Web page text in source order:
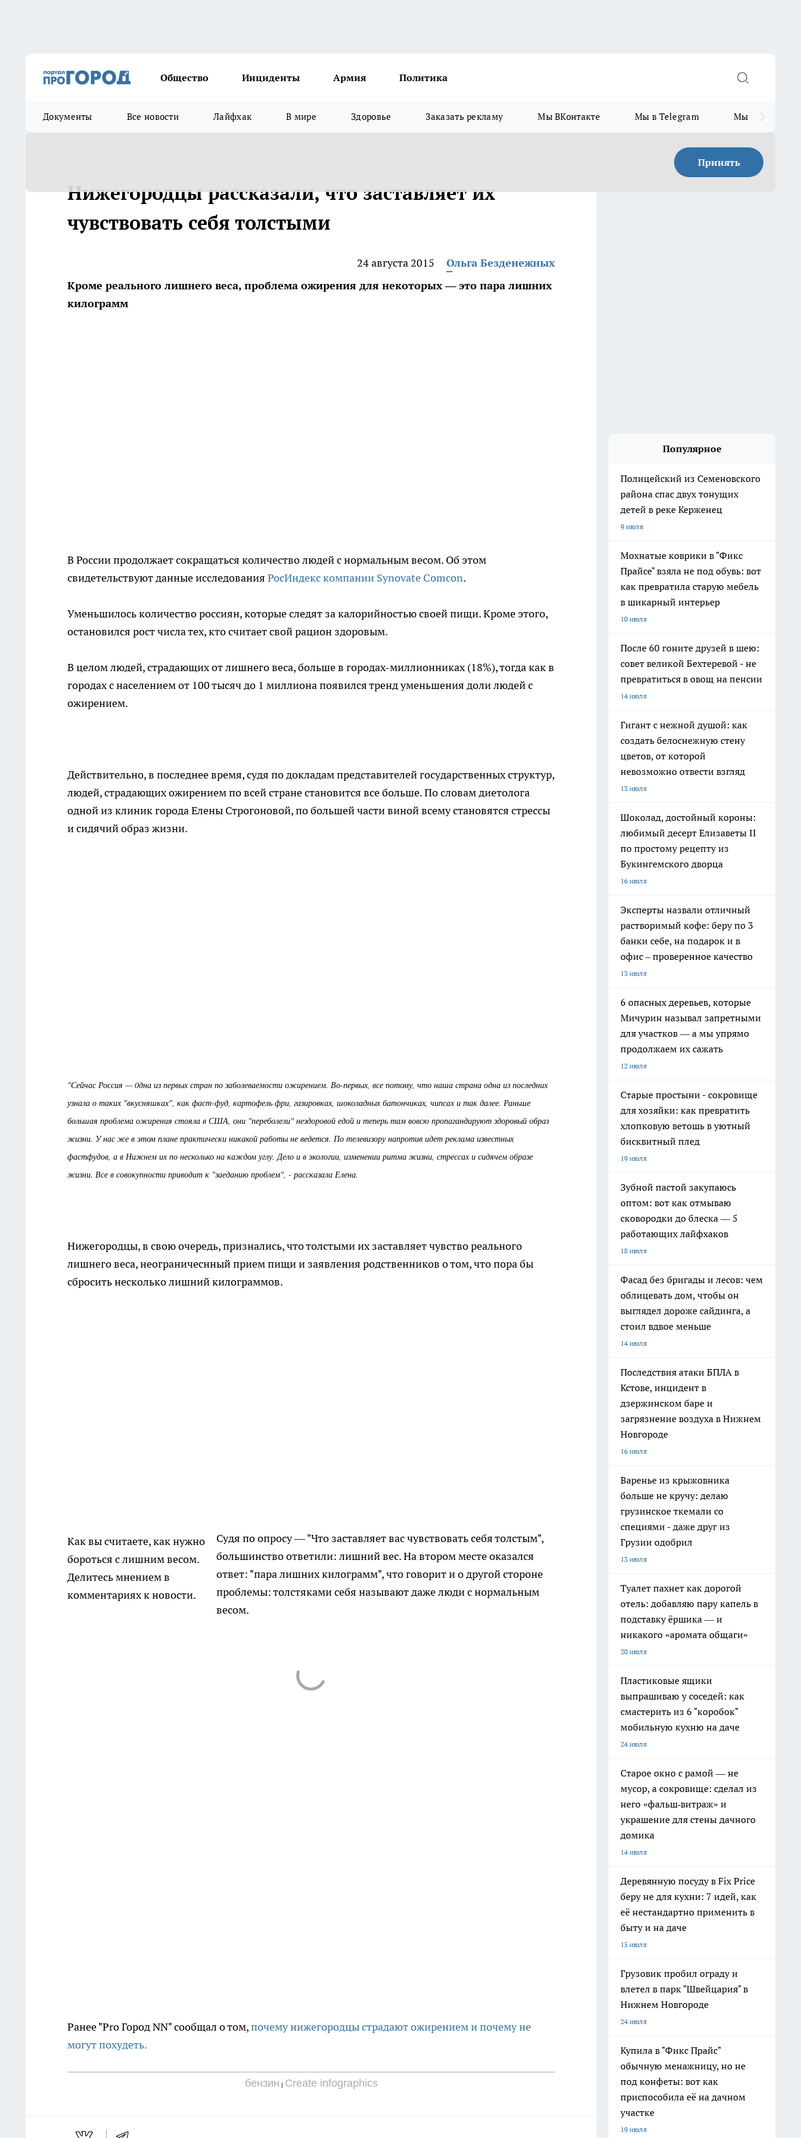
Общество Инциденты Армия Политика
Документы Все новости Лайфхак В мире Здоровье Заказать рекламу Мы ВКонтакте Мы в Telegram Мы в MAX
Принять
Нижегородцы рассказали, что заставляет их
чувствовать себя толстыми
24 августа 2015
Ольга Безденежных
Кроме реального лишнего веса, проблема ожирения для некоторых — это пара лишних
килограмм
В России продолжает сокращаться количество людей с нормальным весом. Об этом
свидетельствуют данные исследования РосИндекс компании Synovate Comcon.
Уменьшилось количество россиян, которые следят за калорийностью своей пищи. Кроме этого,
остановился рост числа тех, кто считает свой рацион здоровым.
В целом людей, страдающих от лишнего веса, больше в городах-миллионниках (18%), тогда как в
городах с населением от 100 тысяч до 1 миллиона появился тренд уменьшения доли людей с
ожирением.
Действительно, в последнее время, судя по докладам представителей государственных структур,
людей, страдающих ожирением по всей стране становится все больше. По словам диетолога
одной из клиник города Елены Строгоновой, по большей части виной всему становятся стрессы
и сидячий образ жизни.
"Сейчас Россия — 0дна из первых стран по заболеваемости ожирением. Во-первых, все потому, что наша страна одна из последних
узнала о таких "вкусняшках", как фаст-фуд, картофель фри, газировках, шоколадных батончиках, чипсах и так далее. Раньше
большая проблема ожирения стояла в США, они "переболели" нездоровой едой и теперь там вовсю пропагандируют здоровый образ
жизни. У нас же в этом плане практически никакой работы не ведется. По телевизору напротив идет реклама известных
фастфудов, а в Нижнем их по несколько на каждом углу. Дело и в экологии, изменении ритма жизни, стрессах и сидячем образе
жизни. Все в совокупности приводит к "заеданию проблем", - рассказала Елена.
Нижегородцы, в свою очередь, признались, что толстыми их заставляет чувство реального
лишнего веса, неограничеснный прием пищи и заявления родственников о том, что пора бы
сбросить несколько лишний килограммов.
Как вы считаете, как нужно
бороться с лишним весом.
Делитесь мнением в
комментариях к новости.
Судя по опросу — "Что заставляет вас чувствовать себя толстым",
большинство ответили: лишний вес. На втором месте оказался
ответ: "пара лишних килограмм", что говорит и о другой стороне
проблемы: толстяками себя называют даже люди с нормальным
весом.
Ранее "Pro Город NN" сообщал о том,почему нижегородцы страдают ожирением и почему не
могут похудеть.
бензин | Create infographics
Популярное
Полицейский из Семеновского
района спас двух тонущих
детей в реке Керженец
9 июля
Мохнатые коврики в "Фикс
Прайсе" взяла не под обувь: вот
как превратила старую мебель
в шикарный интерьер
10 июля
После 60 гоните друзей в шею:
совет великой Бехтеревой - не
превратиться в овощ на пенсии
14 июля
Гигант с нежной душой: как
создать белоснежную стену
цветов, от которой
невозможно отвести взгляд
13 июля
Шоколад, достойный короны:
любимый десерт Елизаветы II
по простому рецепту из
Букингемского дворца
16 июля
Эксперты назвали отличный
растворимый кофе: беру по 3
банки себе, на подарок и в
офис – проверенное качество
13 июля
6 опасных деревьев, которые
Мичурин называл запретными
для участков — а мы упрямо
продолжаем их сажать
12 июля
Старые простыни - сокровище
для хозяйки: как превратить
хлопковую ветошь в уютный
бисквитный плед
19 июля
Зубной пастой закупаюсь
оптом: вот как отмываю
сковородки до блеска — 5
работающих лайфхаков
18 июля
Фасад без бригады и лесов: чем
облицевать дом, чтобы он
выглядел дороже сайдинга, а
стоил вдвое меньше
14 июля
Последствия атаки БПЛА в
Кстове, инцидент в
дзержинском баре и
загрязнение воздуха в Нижнем
Новгороде
16 июля
Варенье из крыжовника
больше не кручу: делаю
грузинское ткемали со
специями - даже друг из
Грузии одобрил
13 июля
Туалет пахнет как дорогой
отель: добавляю пару капель в
подставку ёршика — и
никакого «аромата общаги»
20 июля
Пластиковые ящики
выпрашиваю у соседей: как
смастерить из 6 "коробок"
мобильную кухню на даче
24 июля
Старое окно с рамой — не
мусор, а сокровище: сделал из
него «фальш‑витраж» и
украшение для стены дачного
домика
14 июля
Деревянную посуду в Fix Price
беру не для кухни: 7 идей, как
её нестандартно применить в
быту и на даче
15 июля
Грузовик пробил ограду и
влетел в парк "Швейцария" в
Нижнем Новгороде
24 июля
Купила в "Фикс Прайс"
обычную менажницу, но не
под конфеты: вот как
приспособила её на дачном
участке
19 июля